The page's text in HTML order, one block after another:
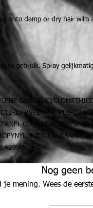
onto damp or dry hair with
voor gebruik. Spray
GLYCOL,
15 PARETH-2, PEG-10
OIL, HYDROLYZED
BUTYLCA- RBAMATE,
42090
Nog geen
je mening. Wees de